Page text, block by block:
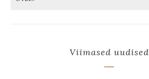
Viimased uudised